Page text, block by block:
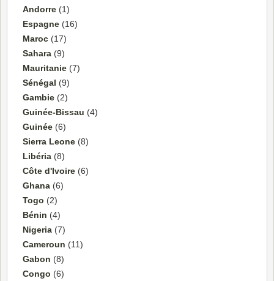
Andorre (1)
Espagne (16)
Maroc (17)
Sahara (9)
Mauritanie (7)
Sénégal (9)
Gambie (2)
Guinée-Bissau (4)
Guinée (6)
Sierra Leone (8)
Libéria (8)
Côte d'Ivoire (6)
Ghana (6)
Togo (2)
Bénin (4)
Nigeria (7)
Cameroun (11)
Gabon (8)
Congo (6)